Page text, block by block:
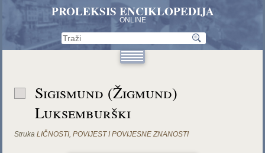
PROLEKSIS ENCIKLOPEDIJA
ONLINE
Sigismund (Žigmund)
Luksemburški
Struka LIČNOSTI,POVIJEST I POVIJESNE ZNANOSTI